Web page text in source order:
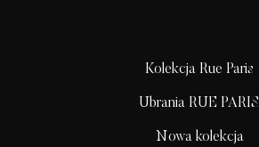
Kolekcja Rue Paris
Ubrania RUE PARIS
Nowa kolekcja